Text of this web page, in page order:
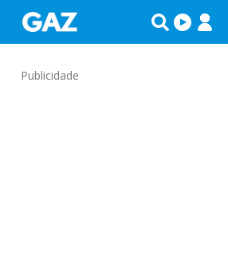
Publicidade